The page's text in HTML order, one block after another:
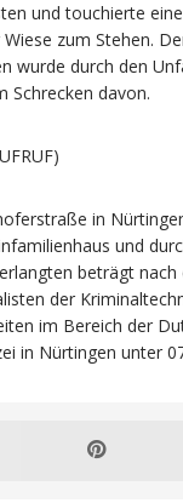
und touchierte
zum Stehen.
wurde durch den
Schrecken davon.
in
und
beträgt
der
im Bereich der
in Nürtingen unter